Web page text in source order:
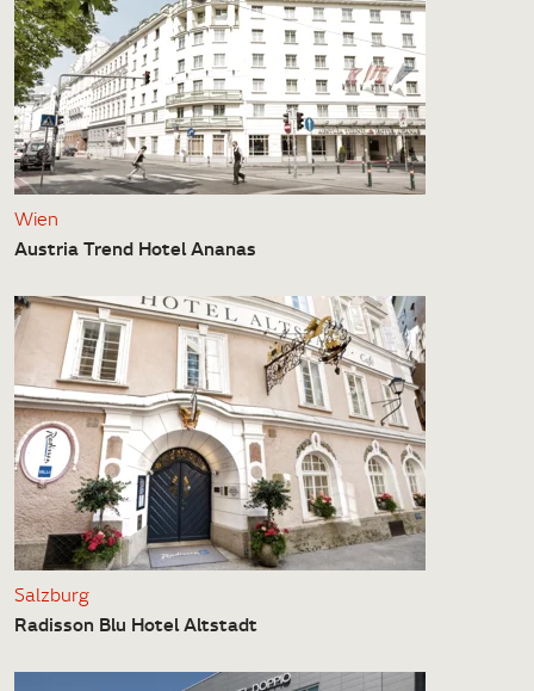
Wien
Austria Trend Hotel Ananas
Salzburg
Radisson Blu Hotel Altstadt